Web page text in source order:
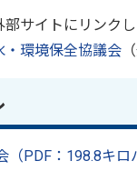
部サイトにリンクし
・環境保全協議会
（PDF：198.8キロ